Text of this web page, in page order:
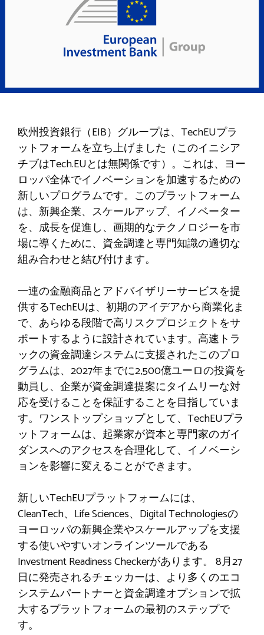
欧州投資銀行（EIB）グループは、TechEUプラ
ットフォームを立ち上げました（このイニシア
チブはTech.EUとは無関係です）。これは、ヨー
ロッパ全体でイノベーションを加速するための
新しいプログラムです。このプラットフォーム
は、新興企業、スケールアップ、イノベーター
を、成長を促進し、画期的なテクノロジーを市
場に導くために、資金調達と専門知識の適切な
組み合わせと結び付けます。
一連の金融商品とアドバイザリーサービスを提
供するTechEUは、初期のアイデアから商業化ま
で、あらゆる段階で高リスクプロジェクトをサ
ポートするように設計されています。高速トラ
ックの資金調達システムに支援されたこのプロ
グラムは、2027年までに2,500億ユーロの投資を
動員し、企業が資金調達提案にタイムリーな対
応を受けることを保証することを目指していま
す。ワンストップショップとして、TechEUプラ
ットフォームは、起業家が資本と専門家のガイ
ダンスへのアクセスを合理化して、イノベーシ
ョンを影響に変えることができます。
新しいTechEUプラットフォームには、
CleanTech、Life Sciences、Digital Technologiesの
ヨーロッパの新興企業やスケールアップを支援
する使いやすいオンラインツールである
Investment Readiness Checkerがあります。 8月27
日に発売されるチェッカーは、より多くのエコ
システムパートナーと資金調達オプションで拡
大するプラットフォームの最初のステップで
す。